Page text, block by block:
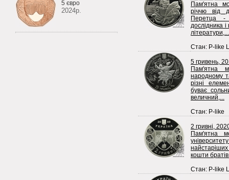
5 євро
2024р.
Пам'ятна
річчю від
Перетца -
дослідника
літератури,...
Стан: P-like
5 гривень,
Пам'ятна
народному
різні
буває
величний,...
Стан: P-like
2 гривні,
Пам'ятна
кошти
Стан: P-like